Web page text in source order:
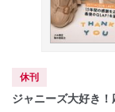
休刊
ジャニーズ大好き！